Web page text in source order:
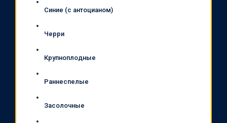
Синие (с антоцианом)
Черри
Крупноплодные
Раннеспелые
Засолочные